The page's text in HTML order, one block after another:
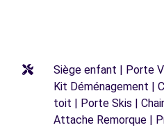
Siège enfant | Porte
Kit Déménagement |
toit | Porte Skis |
Attache Remorque |